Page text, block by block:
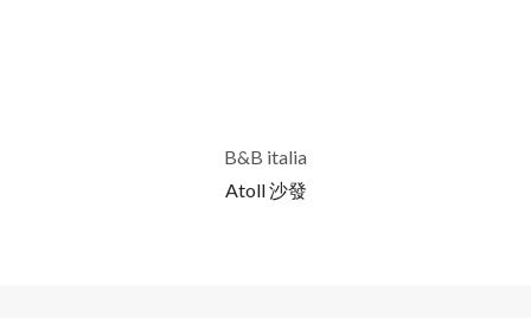
B&B italia
Atoll 沙發